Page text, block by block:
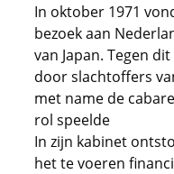
In oktober 1971
bezoek aan
van Japan. Tegen
door slachtoffers
met name de
rol speelde
In zijn kabinet
het te voeren